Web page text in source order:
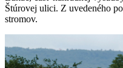
Štúrovej ulici. Z uvedeného
stromov.